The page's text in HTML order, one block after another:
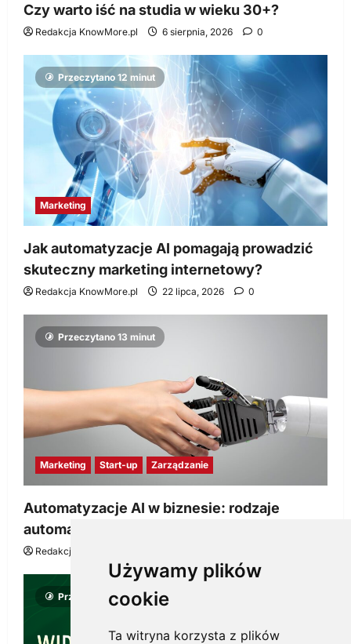
Używamy plików
cookie
Ta witryna korzysta z plików
Czy warto iść na studia w wieku 30+?
Redakcja KnowMore.pl 6 sierpnia, 2026 0
Przeczytano 12 minut
Marketing
Jak automatyzacje AI pomagają prowadzić
skuteczny marketing internetowy?
Redakcja KnowMore.pl 22 lipca, 2026 0
Przeczytano 13 minut
Marketing Start-up Zarządzanie
Automatyzacje AI w biznesie: rodzaje
automatyzacji i korzyści dla Twojej firmy
Redakcja KnowMore.pl
Przeczytano 8 minut